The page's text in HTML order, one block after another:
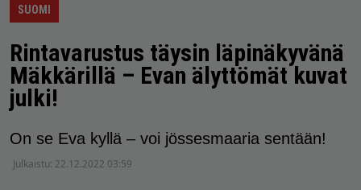
SUOMI
Rintavarustus täysin läpinäkyvänä
Mäkkärillä – Evan älyttömät kuvat
julki!
On se Eva kyllä – voi jössesmaaria sentään!
Julkaistu: 22.12.2022 03:59